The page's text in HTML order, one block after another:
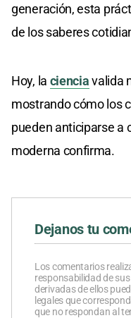
generación, esta
de los saberes
Hoy, la cienciavalida
mostrando cómo los
pueden anticiparse a
moderna confirma.
Dejanos tu
Los comentarios
responsabilidad de
derivadas de ellos
legales que
que no respondan al